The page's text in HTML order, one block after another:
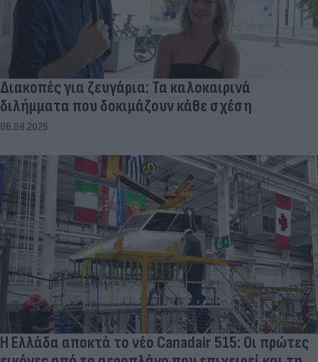
Διακοπές για ζευγάρια: Τα καλοκαιρινά
διλήμματα που δοκιμάζουν κάθε σχέση
06.08.2026
Η Ελλάδα αποκτά το νέο Canadair 515: Οι πρώτες